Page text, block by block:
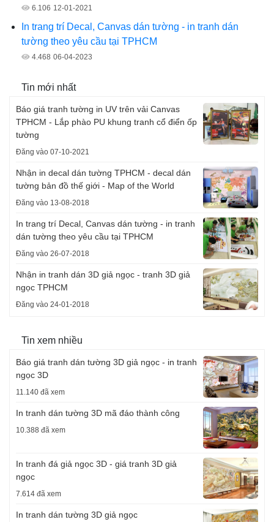
6.106 12-01-2021
In trang trí Decal, Canvas dán tường - in tranh dán
tường theo yêu cầu tại TPHCM
4.468 06-04-2023
Tin mới nhất
Báo giá tranh tường in UV trên vải Canvas
TPHCM - Lắp phào PU khung tranh cổ điển ốp
tường
Đăng vào 07-10-2021
Nhận in decal dán tường TPHCM - decal dán
tường bản đồ thế giới - Map of the World
Đăng vào 13-08-2018
In trang trí Decal, Canvas dán tường - in tranh
dán tường theo yêu cầu tại TPHCM
Đăng vào 26-07-2018
Nhận in tranh dán 3D giả ngọc - tranh 3D giả
ngọc TPHCM
Đăng vào 24-01-2018
Tin xem nhiều
Báo giá tranh dán tường 3D giả ngọc - in tranh
ngọc 3D
11.140 đã xem
In tranh dán tường 3D mã đáo thành công
10.388 đã xem
In tranh đá giả ngọc 3D - giá tranh 3D giả
ngọc
7.614 đã xem
In tranh dán tường 3D giả ngọc